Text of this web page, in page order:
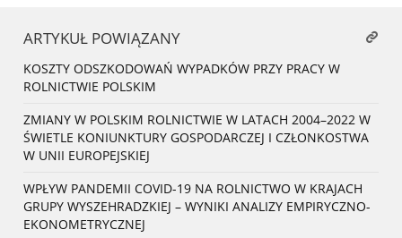
ARTYKUŁ POWIĄZANY
KOSZTY ODSZKODOWAŃ WYPADKÓW PRZY PRACY W
ROLNICTWIE POLSKIM
ZMIANY W POLSKIM ROLNICTWIE W LATACH 2004–2022 W
ŚWIETLE KONIUNKTURY GOSPODARCZEJ I CZŁONKOSTWA
W UNII EUROPEJSKIEJ
WPŁYW PANDEMII COVID-19 NA ROLNICTWO W KRAJACH
GRUPY WYSZEHRADZKIEJ – WYNIKI ANALIZY EMPIRYCZNO-
EKONOMETRYCZNEJ